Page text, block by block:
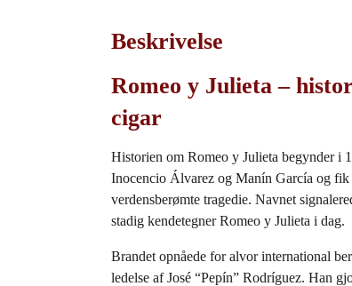
Beskrivelse
Romeo y Julieta –
cigar
Historien om Romeo y Julieta begynder i
Inocencio Álvarez og Manín García og fik
verdensberømte tragedie. Navnet
stadig kendetegner Romeo y Julieta i dag.
Brandet opnåede for alvor international
ledelse af José “Pepín” Rodríguez. Han